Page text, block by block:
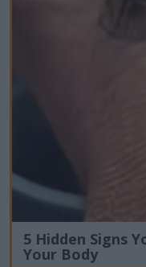
5 Hidden Signs
Your Body